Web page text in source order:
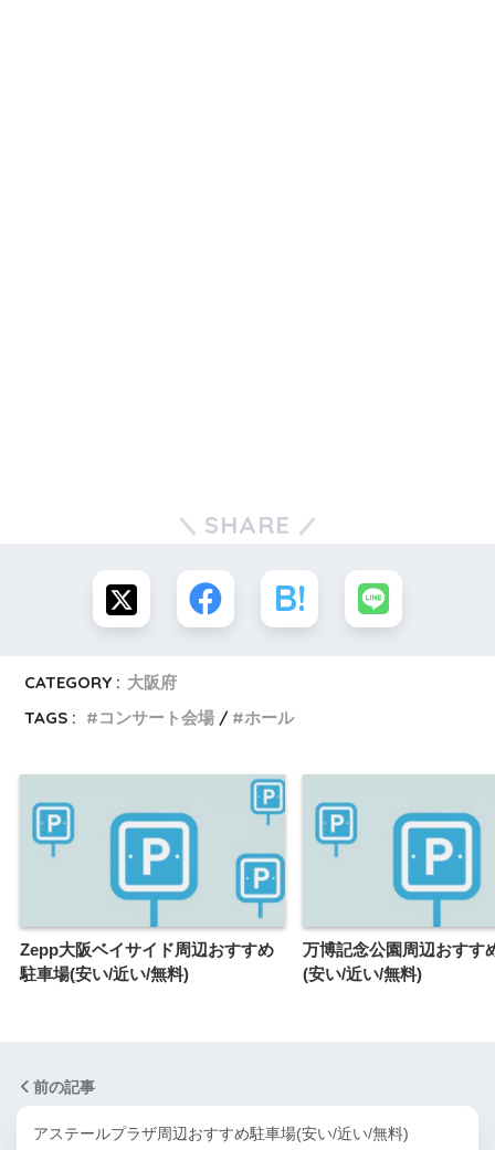
SHARE
CATEGORY : 大阪府
TAGS :
コンサート会場 ホール
Zepp大阪ベイサイド周辺おすすめ
駐車場(安い/近い/無料)
万博記念公園周辺おすす
(安い/近い/無料)
前の記事
アステールプラザ周辺おすすめ駐車場(安い/近い/無料)